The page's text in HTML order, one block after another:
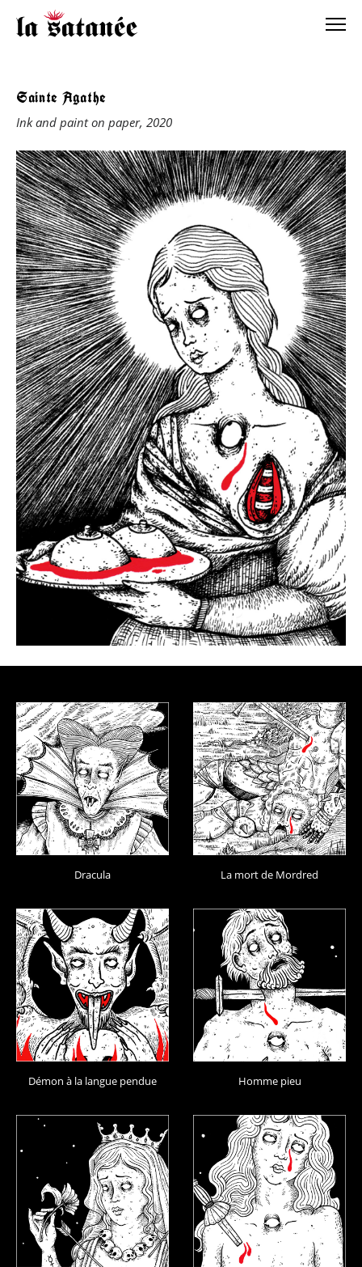
Sainte Agathe
Ink and paint on paper, 2020
Dracula La mort de Mordred
Démon à la langue pendue Homme pieu